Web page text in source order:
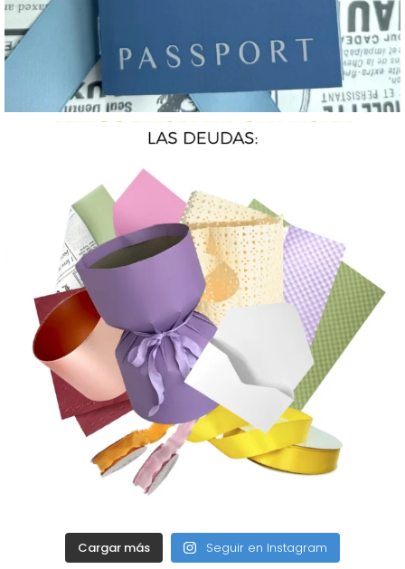
Cargar más Seguir en Instagram